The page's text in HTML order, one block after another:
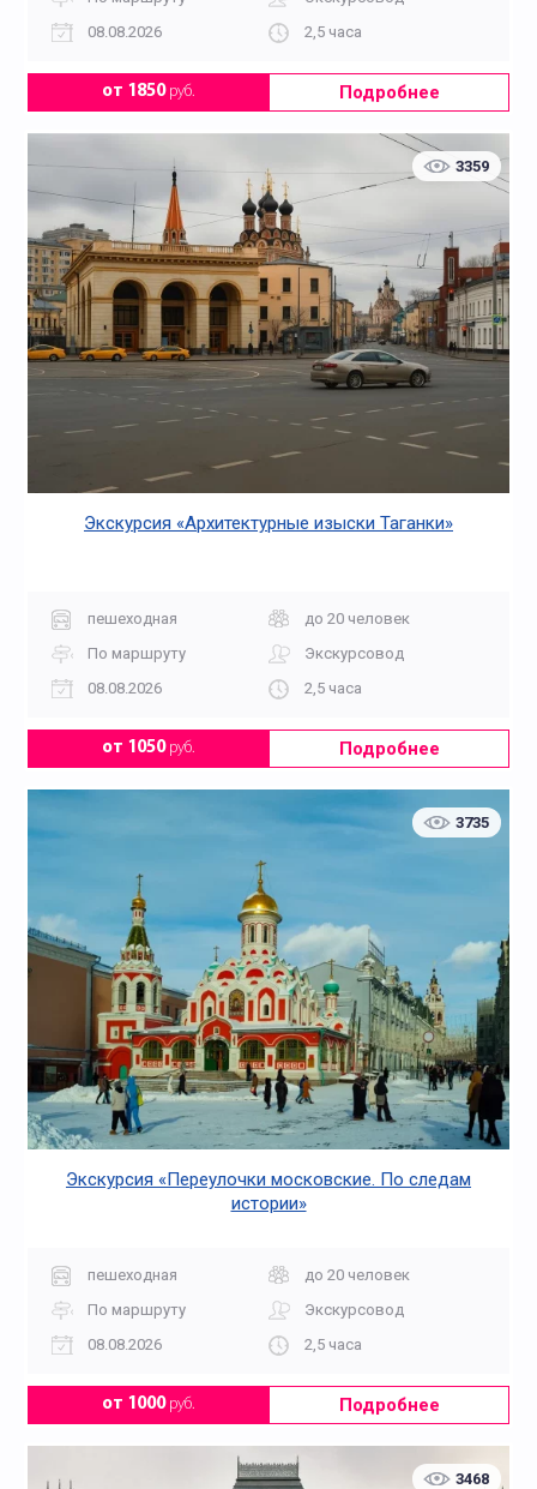
08.08.2026
2,5 часа
от 1850руб. Подробнее
3359
Экскурсия «Архитектурные изыски Таганки»
пешеходная
до 20 человек
По маршруту
Экскурсовод
08.08.2026
2,5 часа
от 1050руб. Подробнее
3735
Экскурсия «Переулочки московские. По следам
истории»
пешеходная
до 20 человек
По маршруту
Экскурсовод
08.08.2026
2,5 часа
от 1000руб. Подробнее
3468